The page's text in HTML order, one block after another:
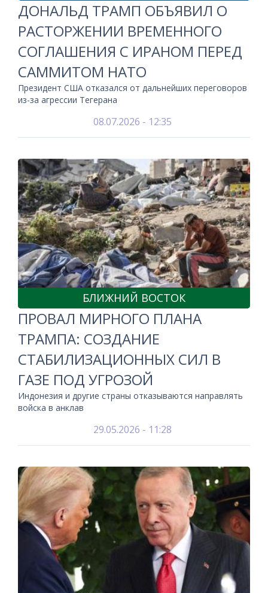
ДОНАЛЬД ТРАМП ОБЪЯВИЛ О
РАСТОРЖЕНИИ ВРЕМЕННОГО
СОГЛАШЕНИЯ С ИРАНОМ ПЕРЕД
САММИТОМ НАТО
Президент США отказался от дальнейших переговоров
из-за агрессии Тегерана
08.07.2026 - 12:35
БЛИЖНИЙ ВОСТОК
ПРОВАЛ МИРНОГО ПЛАНА
ТРАМПА: СОЗДАНИЕ
СТАБИЛИЗАЦИОННЫХ СИЛ В
ГАЗЕ ПОД УГРОЗОЙ
Индонезия и другие страны отказываются направлять
войска в анклав
29.05.2026 - 11:28